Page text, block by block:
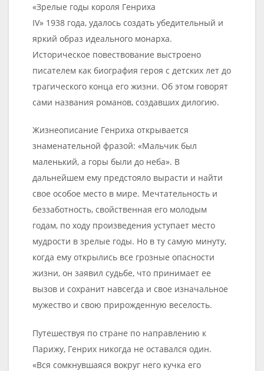
«Зрелые годы короля Генриха
IV» 1938 года, удалось создать убедительный и
яркий образ идеального монарха.
Историческое повествование выстроено
писателем как биография героя с детских лет до
трагического конца его жизни. Об этом говорят
сами названия романов, создавших дилогию.
Жизнеописание Генриха открывается
знаменательной фразой: «Мальчик был
маленький, а горы были до неба». В
дальнейшем ему предстояло вырасти и найти
свое особое место в мире. Мечтательность и
беззаботность, свойственная его молодым
годам, по ходу произведения уступает место
мудрости в зрелые годы. Но в ту самую минуту,
когда ему открылись все грозные опасности
жизни, он заявил судьбе, что принимает ее
вызов и сохранит навсегда и свое изначальное
мужество и свою прирожденную веселость.
Путешествуя по стране по направлению к
Парижу, Генрих никогда не оставался один.
«Вся сомкнувшаяся вокруг него кучка его